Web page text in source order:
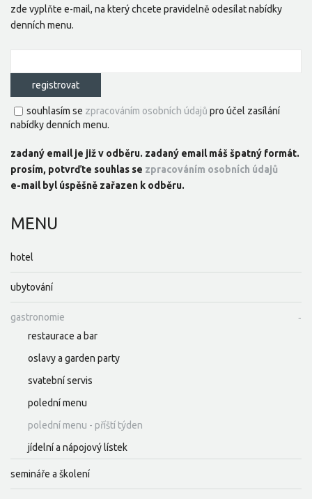
zde vyplňte e-mail, na který chcete pravidelně odesílat nabídky
denních menu.
souhlasím se zpracováním osobních údajů pro účel zasílání
nabídky denních menu.
zadaný email je již v odběru. zadaný email máš špatný formát.
prosím, potvrďte souhlas se zpracováním osobních údajů
e-mail byl úspěšně zařazen k odběru.
MENU
hotel
ubytování
gastronomie
restaurace a bar
oslavy a garden party
svatební servis
polední menu
polední menu - příští týden
jídelní a nápojový lístek
semináře a školení